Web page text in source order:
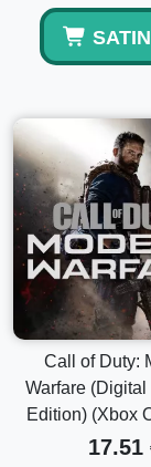
Call of Duty:
Warfare (Digital
Edition) (Xbox
17.51